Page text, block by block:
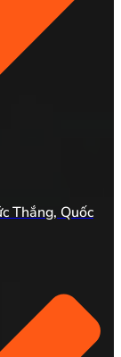
Thắng, Quốc